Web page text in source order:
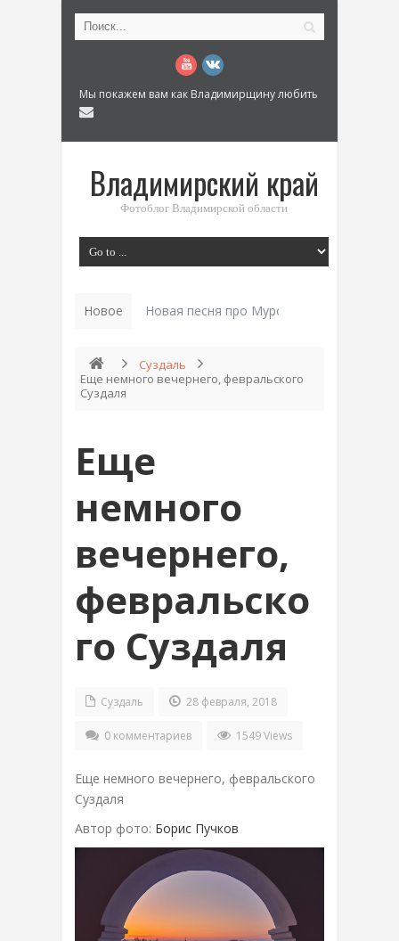
Мы покажем вам как Владимирщину любить
Владимирский край
Фотоблог Владимирской области
Новое История «_
Суздаль
Еще немного вечернего, февральского
Суздаля
Еще
немного
вечернего,
февральско
го Суздаля
Суздаль 28 февраля, 2018
0 комментариев 1549 Views
Еще немного вечернего, февральского
Суздаля
Автор фото: Борис Пучков